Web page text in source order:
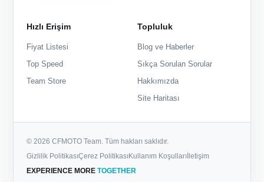
Hızlı Erişim
Fiyat Listesi
Top Speed
Team Store
Topluluk
Blog ve Haberler
Sıkça Sorulan Sorular
Hakkımızda
Site Haritası
© 2026 CFMOTO Team. Tüm hakları saklıdır.
Gizlilik PolitikasıÇerez PolitikasıKullanım Koşulları İletişim
EXPERIENCE MORE TOGETHER